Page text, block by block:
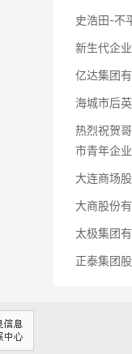
史浩田-不
新生代企
亿达集团
海城市后
热烈祝贺
市青年企
大连商场
大商股份
太极集团
正泰集团